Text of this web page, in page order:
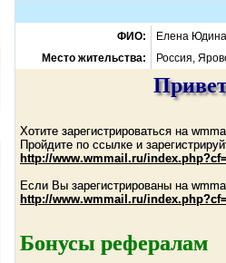
ФИО:
Елена Юдина
Место жительства:
Россия,
Хотите зарегистрироваться на
Пройдите по ссылке и
http://www.wmmail.ru/
Если Вы зарегистрированы на
http://www.wmmail.ru/
Бонусы рефералам